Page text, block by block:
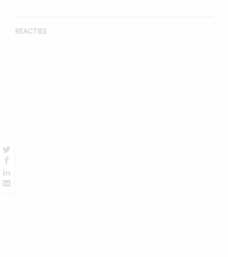
REACTIES